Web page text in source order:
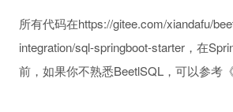
所有代码在https://gitee.com/xiandafu/
integration/sql-springboot-starter，在
前，如果你不熟悉BeetlSQL，可以参考